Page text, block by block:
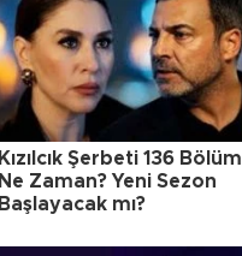
Kızılcık Şerbeti 136 Bölüm
Ne Zaman? Yeni Sezon
Başlayacak mı?